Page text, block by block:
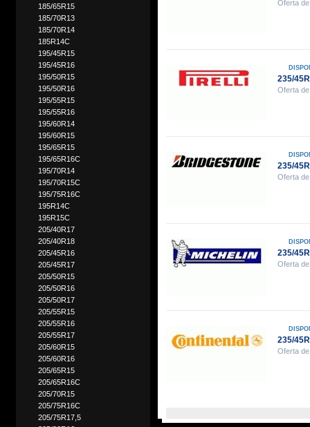
185/65R15
185/70R13
185/70R14
185R14C
195/45R15
195/45R16
195/50R15
195/50R16
195/55R15
195/55R16
195/60R14
195/60R15
195/65R15
195/65R16C
195/70R14
195/70R15C
195/75R16C
195R14C
195R15C
205/40R17
205/40R18
205/45R16
205/45R17
205/50R15
205/50R16
205/50R17
205/55R15
205/55R16
205/55R17
205/60R15
205/60R16
205/65R15
205/65R16C
205/70R15
205/75R16C
205/75R17,5
Oferta
235/
Oferta
235/
Oferta
235/
Oferta
235/
Oferta